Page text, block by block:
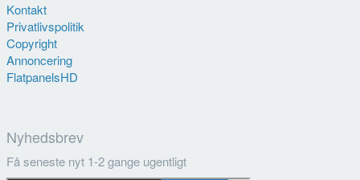
Kontakt
Privatlivspolitik
Copyright
Annoncering
FlatpanelsHD
Nyhedsbrev
Få seneste nyt 1-2 gange ugentligt